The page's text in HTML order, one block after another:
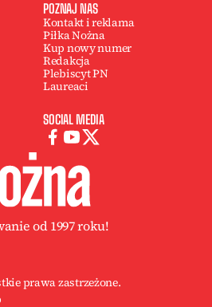
POZNAJ NAS
Kontakt i reklama
Piłka Nożna
Kup nowy numer
Redakcja
Plebiscyt PN
Laureaci
SOCIAL MEDIA
od 1997 roku!
prawa zastrzeżone.